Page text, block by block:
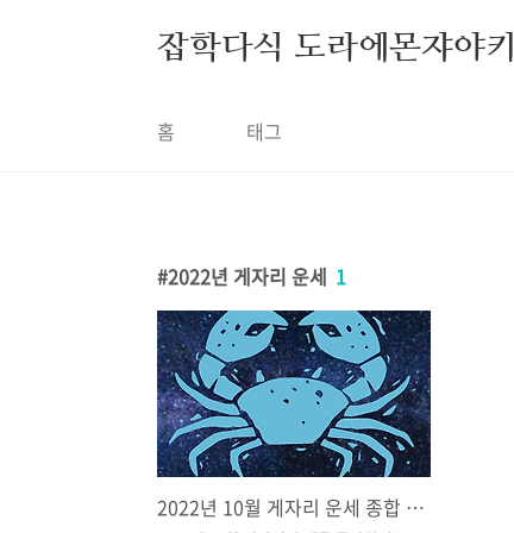
잡학다식 도라에몬쟈야키
홈 태그
2022년 게자리 운세 1
2022년 10월 게자리 운세 종합 정리, 내가 보려고 기록